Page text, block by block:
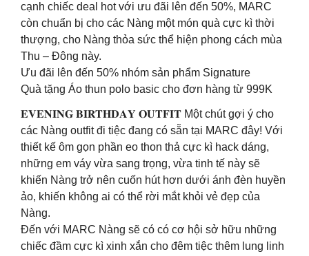
cạnh chiếc deal hot với ưu đãi lên đến 50%, MARC
còn chuẩn bị cho các Nàng một món quà cực kì thời
thượng, cho Nàng thỏa sức thể hiện phong cách mùa
Thu – Đông này.
Ưu đãi lên đến 50% nhóm sản phẩm Signature
Quà tặng Áo thun polo basic cho đơn hàng từ 999K
𝐄𝐕𝐄𝐍𝐈𝐍𝐆 𝐁𝐈𝐑𝐓𝐇𝐃𝐀𝐘 𝐎𝐔𝐓𝐅𝐈𝐓 Một chút gợi ý cho
các Nàng outfit đi tiệc đang có sẵn tại MARC đây! Với
thiết kế ôm gọn phần eo thon thả cực kì hack dáng,
những em váy vừa sang trọng, vừa tinh tế này sẽ
khiến Nàng trở nên cuốn hút hơn dưới ánh đèn huyền
ảo, khiến không ai có thể rời mắt khỏi vẻ đẹp của
Nàng.
Đến với MARC Nàng sẽ có có cơ hội sở hữu những
chiếc đầm cực kì xinh xắn cho đêm tiệc thêm lung linh